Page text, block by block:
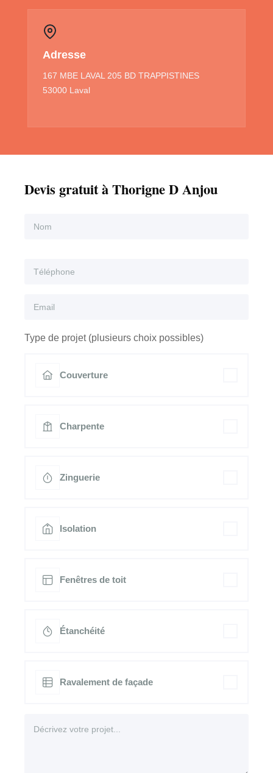
Adresse
167 MBE LAVAL 205 BD TRAPPISTINES
53000 Laval
Devis gratuit à Thorigne D Anjou
Type de projet (plusieurs choix possibles)
Couverture
Charpente
Zinguerie
Isolation
Fenêtres de toit
Étanchéité
Ravalement de façade